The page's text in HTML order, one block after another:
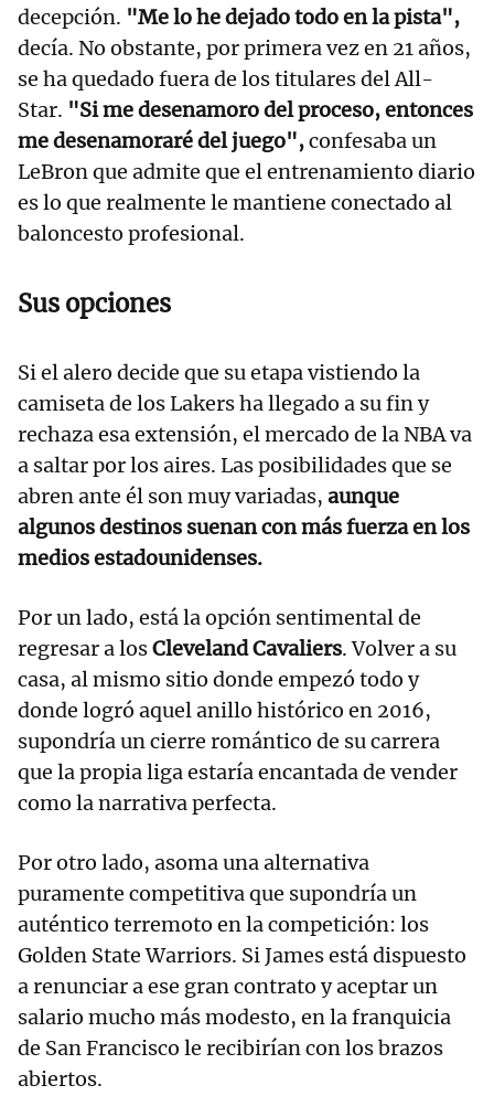
decepción. "Me lo he dejado todo en la pista",
decía. No obstante, por primera vez en 21 años,
se ha quedado fuera de los titulares del All-
Star. "Si me desenamoro del proceso, entonces
me desenamoraré del juego",confesaba un
LeBron que admite que el entrenamiento diario
es lo que realmente le mantiene conectado al
baloncesto profesional.
Sus opciones
Si el alero decide que su etapa vistiendo la
camiseta de los Lakers ha llegado a su fin y
rechaza esa extensión, el mercado de la NBA va
a saltar por los aires. Las posibilidades que se
abren ante él son muy variadas, aunque
algunosdestinos suenan con más fuerza en los
medios estadounidenses.
Por un lado, está la opción sentimental de
regresar a losCleveland Cavaliers. Volver a su
casa, al mismo sitio donde empezó todo y
donde logró aquel anillo histórico en 2016,
supondría un cierre romántico de su carrera
que la propia liga estaría encantada de vender
como la narrativa perfecta.
Por otro lado, asoma una alternativa
puramente competitiva que supondría un
auténtico terremoto en la competición: los
Golden State Warriors. Si James está dispuesto
a renunciar a ese gran contrato y aceptar un
salario mucho más modesto, en la franquicia
de San Francisco le recibirían con los brazos
abiertos.